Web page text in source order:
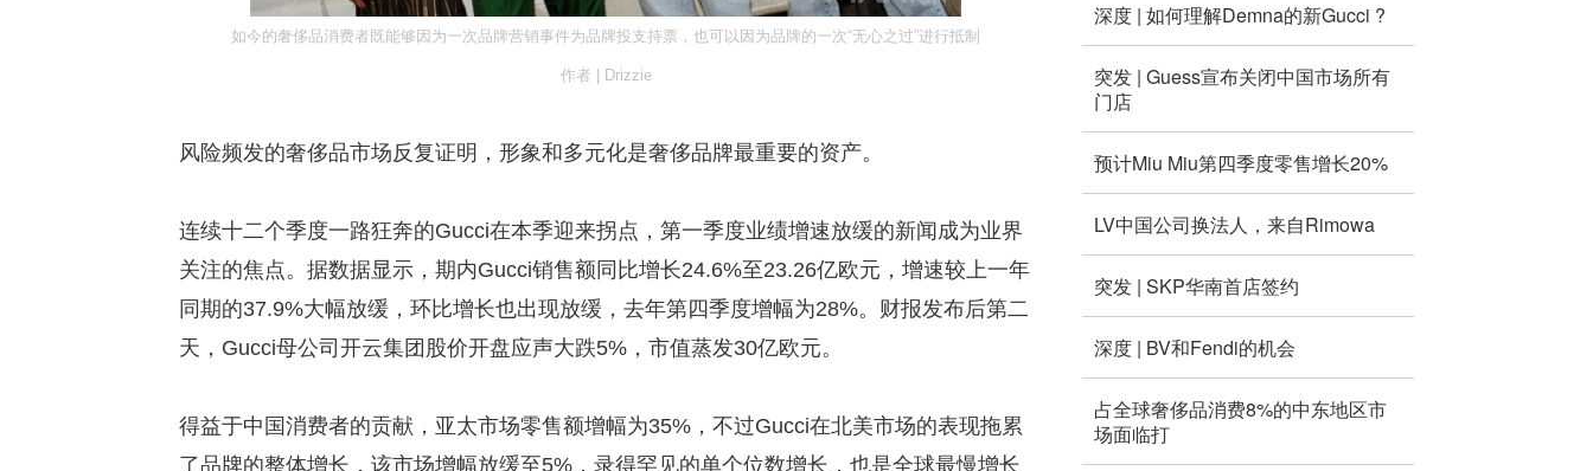
如今的奢侈品消费者既能够因为一次品牌营销事件为品牌投支持票，也可以因为品牌的一次“无心之过”进行抵制
作者 | Drizzie
风险频发的奢侈品市场反复证明，形象和多元化是奢侈品牌最重要的资产。
连续十二个季度一路狂奔的Gucci在本季迎来拐点，第一季度业绩增速放缓的新闻成为业界
关注的焦点。据数据显示，期内Gucci销售额同比增长24.6%至23.26亿欧元，增速较上一年
同期的37.9%大幅放缓，环比增长也出现放缓，去年第四季度增幅为28%。财报发布后第二
天，Gucci母公司开云集团股价开盘应声大跌5%，市值蒸发30亿欧元。
得益于中国消费者的贡献，亚太市场零售额增幅为35%，不过Gucci在北美市场的表现拖累
了品牌的整体增长，该市场增幅放缓至5%，录得罕见的单个位数增长，也是全球最慢增长
深度 | 如何理解Demna的新Gucci ?
突发 | Guess宣布关闭中国市场所有
门店
预计Miu Miu第四季度零售增长20%
LV中国公司换法人，来自Rimowa
突发 | SKP华南首店签约
深度 | BV和Fendi的机会
占全球奢侈品消费8%的中东地区市
场面临打